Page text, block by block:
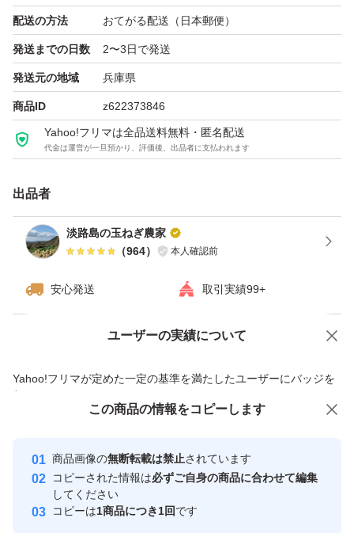
送料：無料 常温便
重さ：段ボール込み 20キロ（できる限り確認はしていま
すが外見からは判別できない腐りがある場合やナマモノの
ため到着までに傷む場合がございます。そのため箱に隙間
がある場合はできるだけ多めに入れさせていただきます）
て小さいものばかりの時等、内容に偏りがあります）
#玉ねぎ #淡路島 #甘い #やわらかい #ジューシー #ご飯に
ん #焼きそば #サラダ #旬 #おいしい #絶品 #日本一 #農家
お得 #健康 #体に良い #栄養 #焼きそば #白菜 #春野菜 #カ
配送の方法 おてがる配送（日本郵便）
発送までの日数 2〜3日で発送
発送元の地域 兵庫県
商品ID z622373846
Yahoo!フリマは全品送料無料・匿名配送
代金は運営が一旦預かり、評価後、出品者に支払われます
出品者
淡路島の玉ねぎ農家
（964） 本人確認前
安心発送 取引実績99+
ユーザーの実績について
Yahoo!フリマが定めた一定の基準を満たしたユーザーにバッジを
付与しています
安心取引出品者
心・安全なユーザーです
取引実績
価格の相談 商品への質問
この商品の情報をコピーします
商品画像の無断転載は禁止されています
コピーされた情報は必ずご自身の商品に合わせて編集
してください
コピーは1商品につき1回です
この商品をみている人にオススメ